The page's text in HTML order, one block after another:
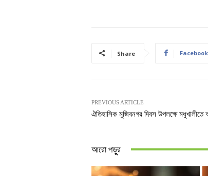
Share Facebook
PREVIOUS ARTICLE
ঐতিহাসিক মুজিবনগর দিবস উপলক্ষে
আরো পড়ুুর